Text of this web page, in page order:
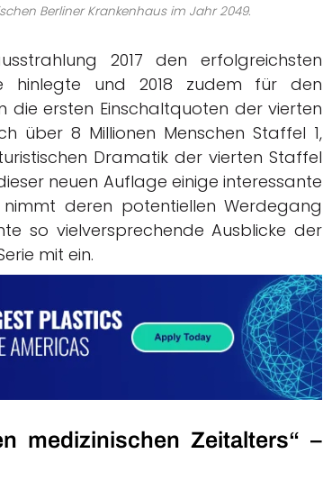
Berliner Krankenhaus im Jahr 2049.
2017 den erfolgreichsten
hinlegte und 2018 zudem für den
die ersten Einschaltquoten der vierten
über 8 Millionen Menschen Staffel 1,
Dramatik der vierten Staffel
neuen Auflage einige interessante
deren potentiellen Werdegang
so vielversprechende Ausblicke der
mit ein.
medizinischen Zeitalters“ –